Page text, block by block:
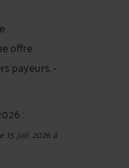
offre
payeurs.-
:
15 juil. 2026 à